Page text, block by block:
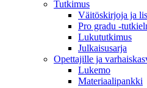
Tutkimus
Väitöskirjoja ja
Pro gradu -
Lukututkimus
Julkaisusarja
Opettajille ja
Lukemo
Materiaalipankki